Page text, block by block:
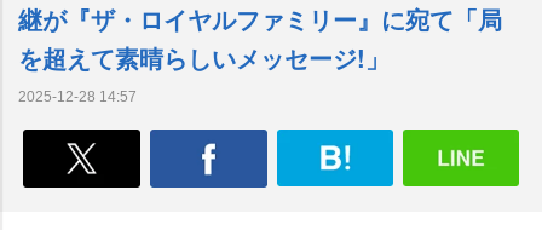
継が『ザ・ロイヤルファミリー』に宛て「局
を超えて素晴らしいメッセージ!」
2025-12-28 14:57